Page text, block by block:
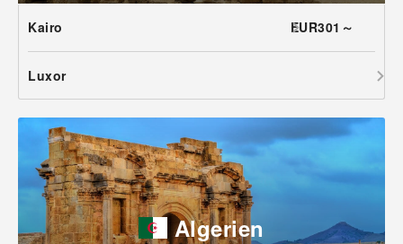
Kairo EUR301～
Luxor
Algerien